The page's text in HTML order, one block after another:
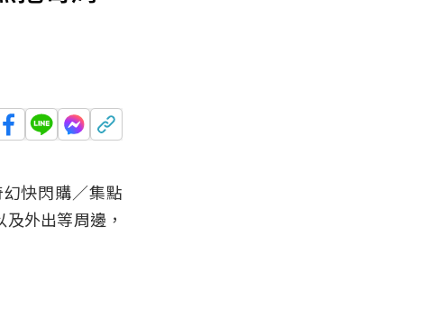
快閃購／集點
及外出等周邊 ，